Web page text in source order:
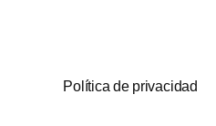
Política de privacidad